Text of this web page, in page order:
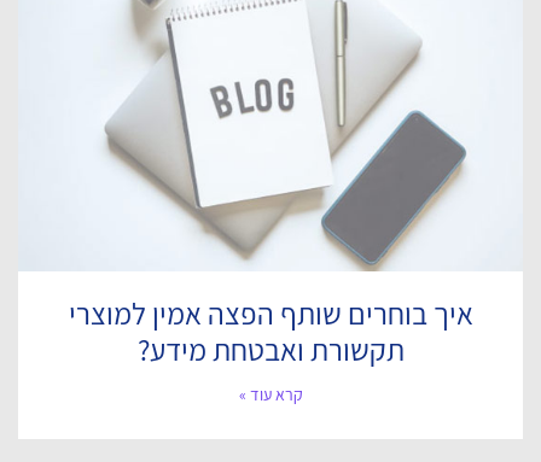
איך בוחרים שותף הפצה אמין למוצרי
תקשורת ואבטחת מידע?
קרא עוד »